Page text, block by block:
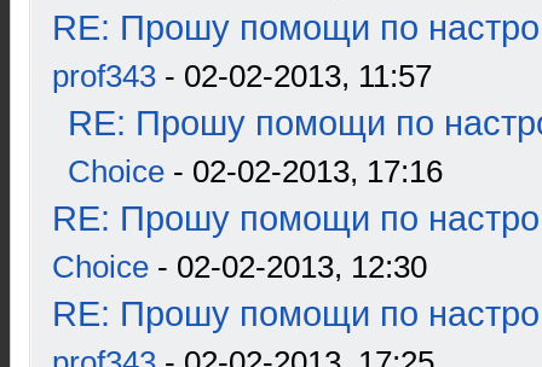
RE: Прошу помощи по
prof343 - 02-02-2013, 11:57
RE: Прошу помощи по
Choice - 02-02-2013, 17:16
RE: Прошу помощи по
Choice - 02-02-2013, 12:30
RE: Прошу помощи по